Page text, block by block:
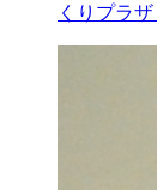
くりプラザ